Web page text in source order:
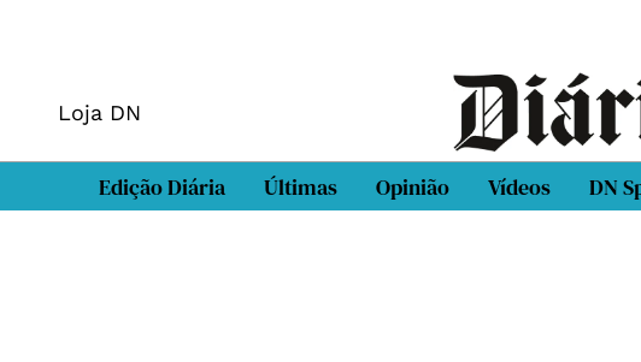
Loja DN
Edição Diária Últimas Opinião Vídeos DN